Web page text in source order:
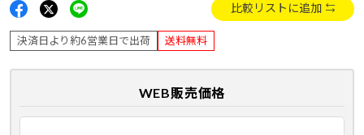
比較リストに追加
決済日より約6営業日で出荷 送料無料
WEB販売価格